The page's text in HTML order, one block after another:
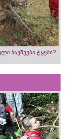
ბავშვები ტყეში?